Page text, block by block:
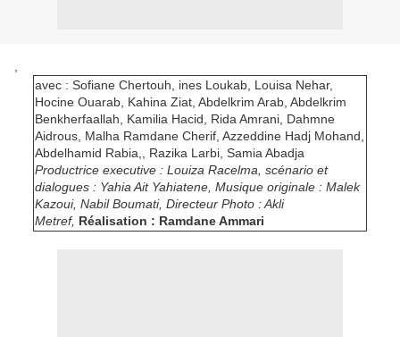
avec : Sofiane Chertouh, ines Loukab, Louisa Nehar,
Hocine Ouarab, Kahina Ziat, Abdelkrim Arab, Abdelkrim
Benkherfaallah, Kamilia Hacid, Rida Amrani, Dahmne
Aidrous, Malha Ramdane Cherif, Azzeddine Hadj Mohand,
Abdelhamid Rabia,, Razika Larbi, Samia Abadja
Productrice executive : Louiza Racelma, scénario et
dialogues : Yahia Ait Yahiatene, Musique originale : Malek
Kazoui, Nabil Boumati, Directeur Photo : Akli
Metref, Réalisation : Ramdane Ammari